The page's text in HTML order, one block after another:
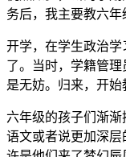
恍然如梦，新的学
务后，我主要教六年
开学，在学生政治
了。当时，学籍管
是无妨。归来，开始
六年级的孩子们渐
语文或者说更加深